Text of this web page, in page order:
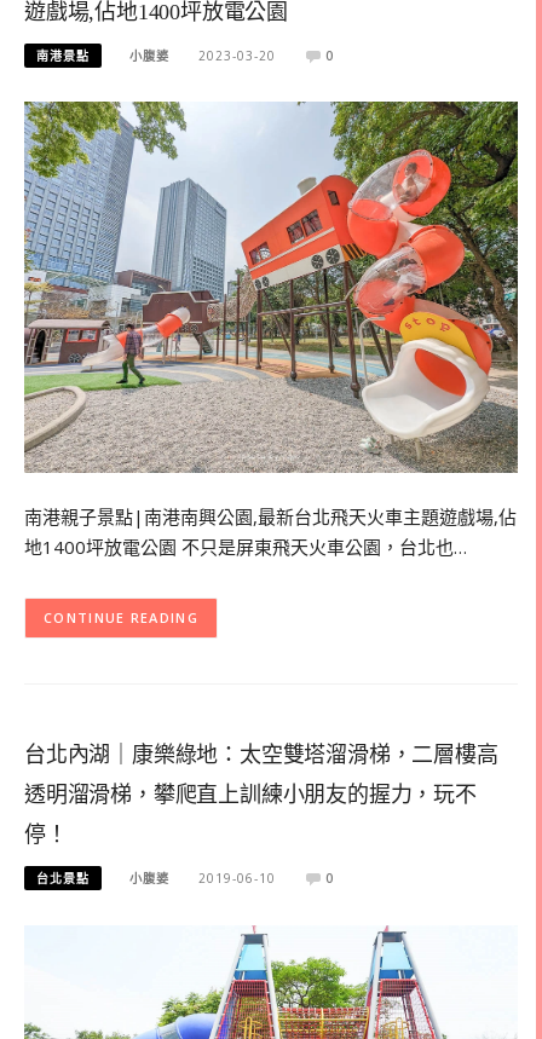
遊戲場,佔地1400坪放電公園
南港景點 小腹婆 2023-03-20 0
南港親子景點|南港南興公園,最新台北飛天火車主題遊戲場,佔
地1400坪放電公園 不只是屏東飛天火車公園，台北也…
CONTINUE READING
台北內湖｜康樂綠地：太空雙塔溜滑梯，二層樓高
透明溜滑梯，攀爬直上訓練小朋友的握力，玩不
停！
台北景點 小腹婆 2019-06-10 0